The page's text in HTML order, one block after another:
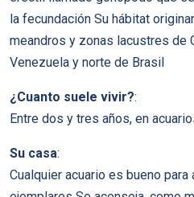
la fecundación Su hábitat
meandros y zonas lacustres de
Venezuela y norte de Brasil
¿Cuanto suele vivir?:
Entre dos y tres años, en
Su casa:
Cualquier acuario es bueno para